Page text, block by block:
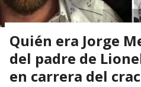
Quién era Jorge
del padre de
en carrera del